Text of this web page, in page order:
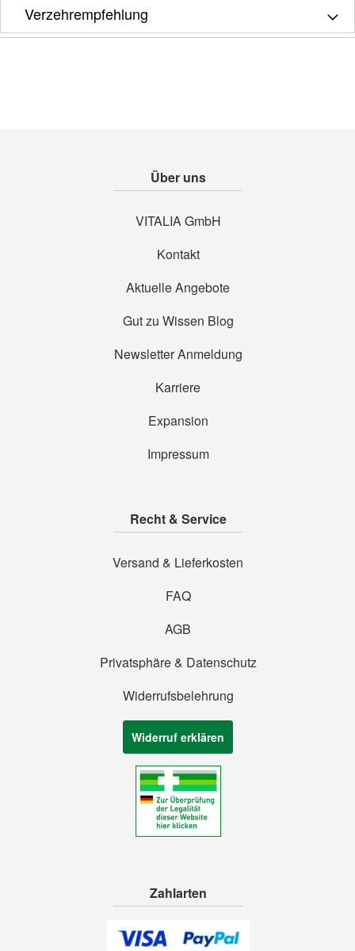
Verzehrempfehlung
Über uns
VITALIA GmbH
Kontakt
Aktuelle Angebote
Gut zu Wissen Blog
Newsletter Anmeldung
Karriere
Expansion
Impressum
Recht & Service
Versand & Lieferkosten
FAQ
AGB
Privatsphäre & Datenschutz
Widerrufsbelehrung
Widerruf erklären
Zahlarten